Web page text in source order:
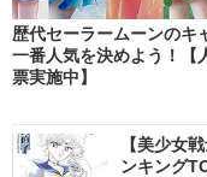
歴代セーラームーンのキ
一番人気を決めよう！【
票実施中】
【美少女
ンキング